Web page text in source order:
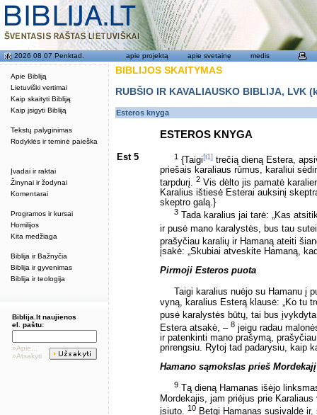
Apie Bibliją
Lietuviški vertimai
Kaip skaityti Bibliją
Kaip įsigyti Bibliją
Tekstų palyginimas
Rodyklės ir teminė paieška
Įvadai ir raktai
Žinynai ir žodynai
Komentarai
Programos ir kursai
Homilijos
Kita medžiaga
Biblija ir Bažnyčia
Biblija ir gyvenimas
Biblija ir teologija
2026 08 07 Penktad. apie projektą apie svetainę medis
Biblija.lt naujienos
el. paštu:
»Apie...
»Atsakyti
BIBLIJOS SKAITYMAS
RUBŠIO IR KAVALIAUSKO BIBLIJA,
Esteros knyga
ESTEROS KNYGA
Est 5 1 {Taigi[i1] trečią dieną Estera,
priešais karaliaus rūmus, karaliui
tarpdurį. 2 Vis dėlto jis pamatė
Karalius ištiesė Esterai auksinį
skeptro galą.}
3 Tada karalius jai tarė: „Kas
ir pusė mano karalystės, bus tau
prašyčiau karalių ir Hamaną ateiti
įsakė: „Skubiai atveskite Hamaną,
Pirmoji Esteros puota
Taigi karalius nuėjo su Hamanu į
vyną, karalius Esterą klausė: „Ko tu
pusė karalystės būtų, tai bus
Estera atsakė, – 8 jeigu radau
ir patenkinti mano prašymą,
prirengsiu. Rytoj tad padarysiu, kaip
Hamano sąmokslas prieš Mordekajį
9 Tą dieną Hamanas išėjo
Mordekajis, jam priėjus prie
įsiuto. 10 Betgi Hamanas susivaldė